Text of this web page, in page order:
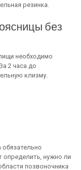
резинка.
без
необходимо
2 часа до
клизму.
определить, нужно ли
позвоночника